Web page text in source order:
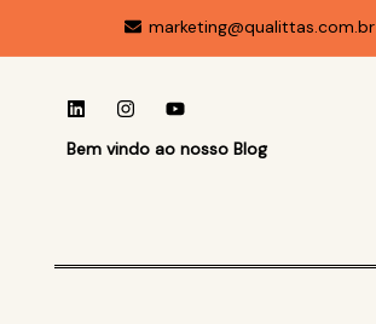
marketing@qualittas.com.br
Bem vindo ao nosso Blog